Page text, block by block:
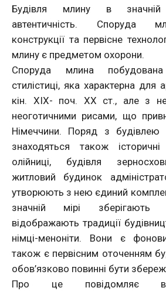
Будівля млину в значній
автентичність. Споруда
конструкції та первісне
млину є предметом охорони.
Споруда млина
стилістиці, яка характерна для
кін. XIX- поч. XX ст., але з
неоготичними рисами, що
Німеччини. Поряд з будівлею
знаходяться також історичні
олійниці, будівля
житловий будинок
утворюють з нею єдиний
значній мірі зберігають
відображають традиції
німці-меноніти. Вони є
також є первісним оточенням
обов’язково повинні бути
Про це повідомляє